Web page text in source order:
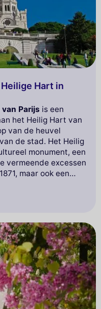
Hart in
Parijs is een
het Heilig Hart van
van de heuvel
de stad. Het Heilig
monument, een
vermeende excessen
maar ook een
morele